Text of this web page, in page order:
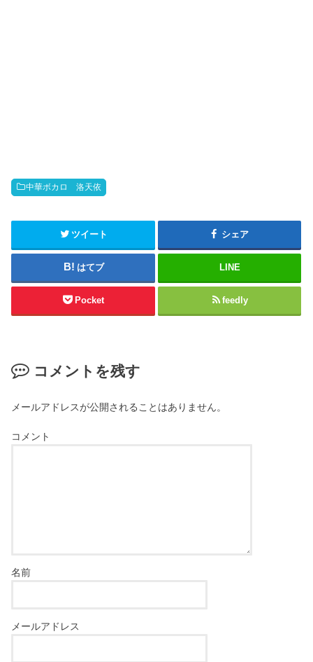
中華ボカロ 洛天依
ツイート シェア
はてブ LINE
Pocket feedly
コメントを残す
メールアドレスが公開されることはありません。
コメント
名前
メールアドレス